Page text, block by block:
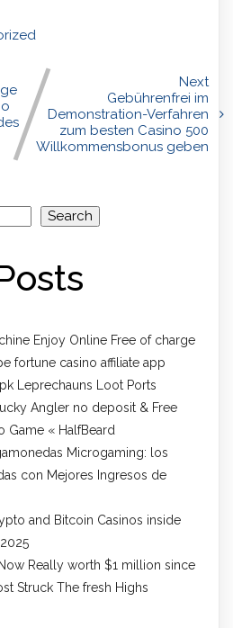
Next
Gebührenfrei im
Demonstration-Verfahren
zum besten Casino 500
Willkommensbonus geben
Search
Enjoy Online Free of charge
fortune casino affiliate app
Leprechauns Loot Ports
Angler no deposit & Free
Game « HalfBeard
Microgaming: los
con Mejores Ingresos de
and Bitcoin Casinos inside
Really worth $1 million since
Struck The fresh Highs